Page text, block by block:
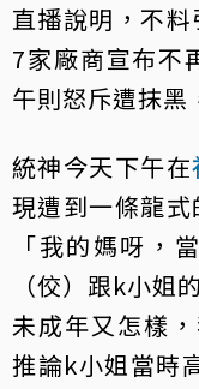
直播說明，不
7家廠商宣布不
午則怒斥遭抹黑
統神今天下午在
現遭到一條龍式
「我的媽呀，
（佼）跟k小姐
未成年又怎樣
推論k小姐當時